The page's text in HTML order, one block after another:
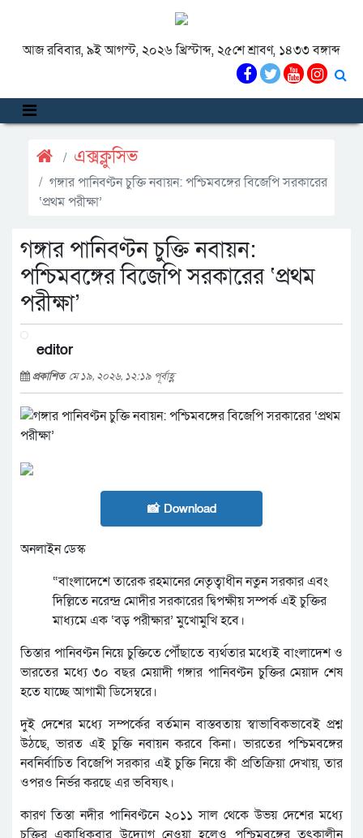
আজ রবিবার, ৯ই আগস্ট, ২০২৬ খ্রিস্টাব্দ, ২৫শে শ্রাবণ, ১৪৩৩ বঙ্গাব্দ
এক্সক্লুসিভ
গঙ্গার পানিবণ্টন চুক্তি নবায়ন: পশ্চিমবঙ্গের বিজেপি সরকারের
‘প্রথম পরীক্ষা’
গঙ্গার পানিবণ্টন চুক্তি নবায়ন:
পশ্চিমবঙ্গের বিজেপি সরকারের ‘প্রথম
পরীক্ষা’
editor
প্রকাশিত মে ১৯, ২০২৬, ১২:১৯ পূর্বাহ্ণ
📸 Download
অনলাইন ডেস্ক
“বাংলাদেশে তারেক রহমানের নেতৃত্বাধীন নতুন সরকার এবং
দিল্লিতে নরেন্দ্র মোদীর সরকারের দ্বিপক্ষীয় সম্পর্ক এই চুক্তির
মাধ্যমে এক ‘বড় পরীক্ষার’ মুখোমুখি হবে।
তিস্তার পানিবণ্টন নিয়ে চুক্তিতে পৌঁছাতে ব্যর্থতার মধ্যেই বাংলাদেশ ও
ভারতের মধ্যে ৩০ বছর মেয়াদী গঙ্গার পানিবণ্টন চুক্তির মেয়াদ শেষ
হতে যাচ্ছে আগামী ডিসেম্বরে।
দুই দেশের মধ্যে সম্পর্কের বর্তমান বাস্তবতায় স্বাভাবিকভাবেই প্রশ্ন
উঠছে, ভারত এই চুক্তি নবায়ন করবে কিনা। ভারতের পশ্চিমবঙ্গের
নবনির্বাচিত বিজেপি সরকার এই চুক্তি নিয়ে কী প্রতিক্রিয়া দেখায়, তার
ওপরও নির্ভর করছে এর ভবিষ্যৎ।
কারণ তিস্তা নদীর পানিবণ্টনে ২০১১ সাল থেকে উভয় দেশের মধ্যে